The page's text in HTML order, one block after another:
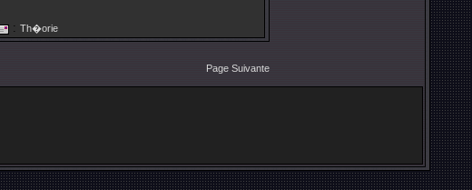
: Th�orie
Page Suivante